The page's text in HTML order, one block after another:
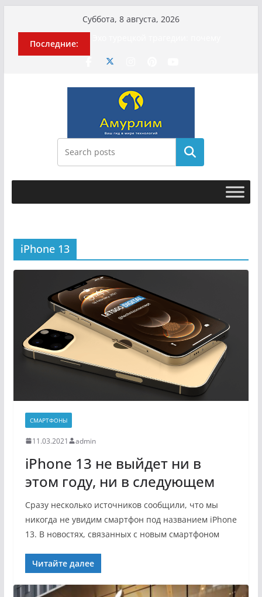
содержимому
Суббота, 8 августа, 2026
Последние:
МотоТани?
приговорили к четырём годам
Илью Ремесло задержали по делу о
фейках о российской армии
Новые криминальные хроники
связали Диану Шурыгину и Настю
История о том, как «Пухососы»
улетели к чужому дяде
Поиск
iPhone 13
СМАРТФОНЫ
11.03.2021 admin
iPhone 13 не выйдет ни в
этом году, ни в следующем
Сразу несколько источников сообщили, что мы
никогда не увидим смартфон под названием iPhone
13. В новостях, связанных с новым смартфоном
Читайте далее